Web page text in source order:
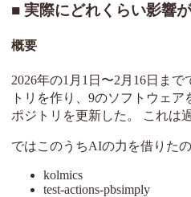
実際にどれくらい影響
概要
2026年の1月1日〜2月16日ま
トリを作り、9のソフトウェ
ポジトリを更新した。 これは
ではこのうちAIの力を借りた
kolmics
test-actions-pbsimply